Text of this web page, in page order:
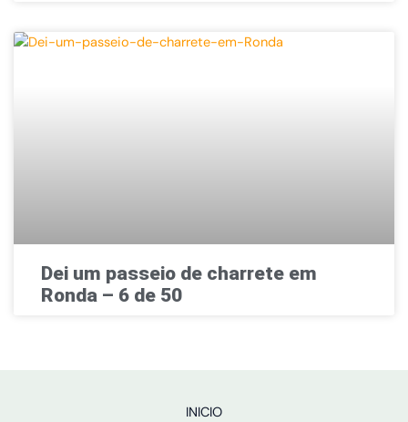
Dei um passeio de charrete em
Ronda – 6 de 50
INICIO